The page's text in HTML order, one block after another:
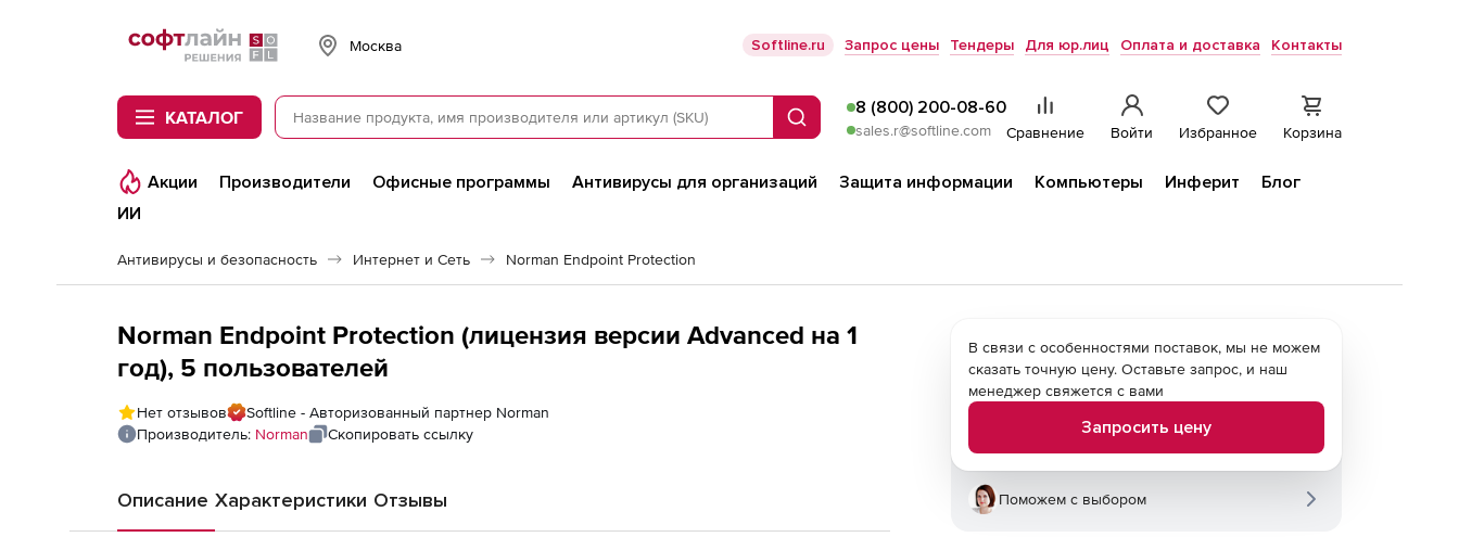
Softline
Москва Softline.ru Запрос цены Тендеры Для юр.лиц Оплата и доставка Контакты
КАТАЛОГ Поиск
8 (800) 200-08-60
sales.r@softline.com Сравнение Войти Избранное Корзина
Акции Производители Офисные программы Антивирусы для организаций Защита информации Компьютеры Инферит
Блог
ИИ
Антивирусы и безопасность Интернет и Сеть Norman Endpoint Protection
Norman Endpoint Protection (лицензия версии Advanced на 1
год), 5 пользователей
Нет отзывов
Softline - Авторизованный партнер Norman
Производитель: Norman Скопировать ссылку
Описание Характеристики Отзывы
В связи с особенностями поставок, мы не можем
сказать точную цену. Оставьте запрос, и наш
менеджер свяжется с вами
Запросить цену
Поможем с выбором